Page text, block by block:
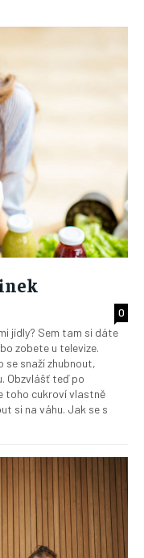
0
jídly? Sem tam si dáte
zobete u televize.
se snaží zhubnout,
Obzvlášť teď po
toho cukroví vlastně
si na váhu. Jak se s